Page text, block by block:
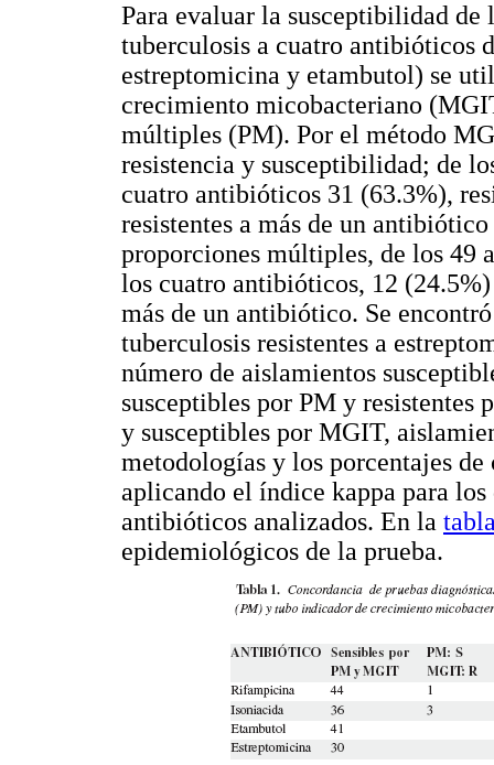
Para evaluar la susceptibilidad
tuberculosis a cuatro antibióticos
estreptomicina y etambutol) se
crecimiento micobacteriano
múltiples (PM). Por el método
resistencia y susceptibilidad; de
cuatro antibióticos 31 (63.3%),
resistentes a más de un
proporciones múltiples, de los 49
los cuatro antibióticos, 12
más de un antibiótico. Se
tuberculosis resistentes a
número de aislamientos
susceptibles por PM y resistentes
y susceptibles por MGIT,
metodologías y los porcentajes
aplicando el índice kappa para los
antibióticos analizados. En la
epidemiológicos de la prueba.